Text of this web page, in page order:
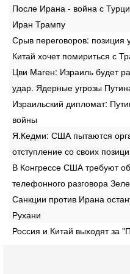
После Ирана - война с
Иран Трампу
Срыв переговоров: позиция
Китай хочет помириться с
Цви Маген: Израиль будет
удар. Ядерные угрозы
Израильский дипломат:
войны
Я.Кедми: США пытаются
отступление со своих
В Конгрессе США требуют
телефонного разговора
Санкции против Ирана
Рухани
Россия и Китай выходят за